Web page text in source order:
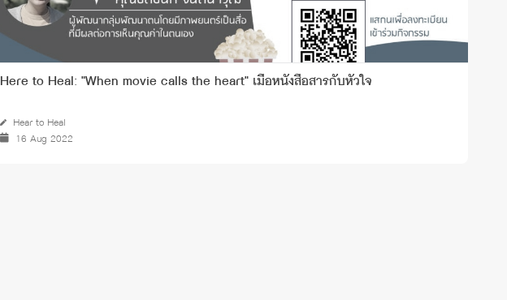
Here to Heal: "When movie calls the heart" เมื่อหนังสื่อสารกับหัวใจ
Hear to Heal
16 Aug 2022